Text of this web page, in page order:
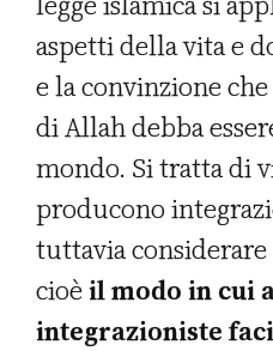
aspetti della vita e
e la convinzione
di Allah debba
mondo. Si tratta di
producono
tuttavia
cioèil modo in cui
integrazioniste